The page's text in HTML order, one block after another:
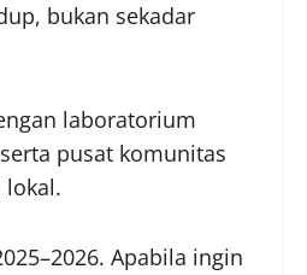
bukan sekadar
laboratorium
pusat komunitas
lokal.
Apabila ingin